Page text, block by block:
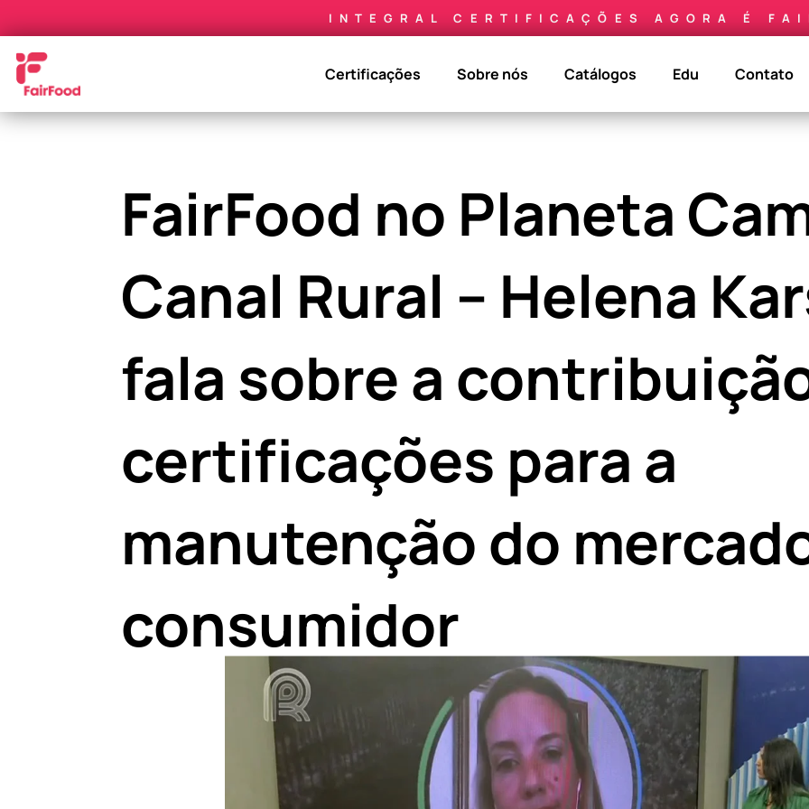
INTEGRAL CERTIFICAÇÕES AGORA É
Certificações Sobre nós Catálogos Edu Contato
FairFood no Planeta
Canal Rural – Helena
fala sobre a
certificações para a
manutenção do
consumidor